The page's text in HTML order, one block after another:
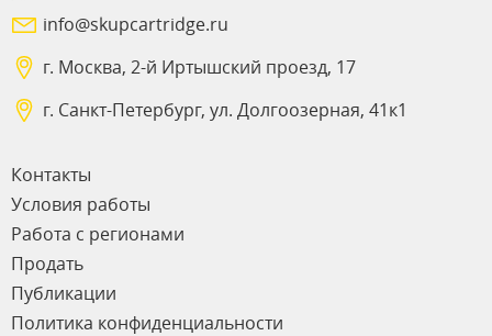
info@skupcartridge.ru
г. Москва, 2-й Иртышский проезд, 17
г. Санкт-Петербург, ул. Долгоозерная, 41к1
Контакты
Условия работы
Работа с регионами
Продать
Публикации
Политика конфиденциальности